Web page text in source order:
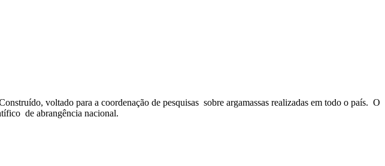
voltado para a coordenação de pesquisas sobre argamassas realizadas em todo o país. O
de abrangência nacional.